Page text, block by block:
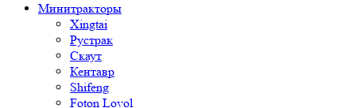
Минитракторы
Xingtai
Рустрак
Скаут
Кентавр
Shifeng
Foton Lovol